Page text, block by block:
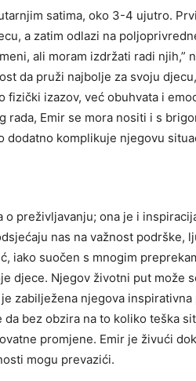
satima, oko 3-4 ujutro.
a zatim odlazi na
ali moram izdržati radi njih,”
da pruži najbolje za svoju
fizički izazov, već obuhvata i
rada, Emir se mora nositi i s
dodatno komplikuje njegovu
o preživljavanju; ona je i
nas na važnost podrške,
iako suočen s mnogim
djece. Njegov životni put može
zabilježena njegova
da bez obzira na to koliko teška
promjene. Emir je živući
mogu prevazići.